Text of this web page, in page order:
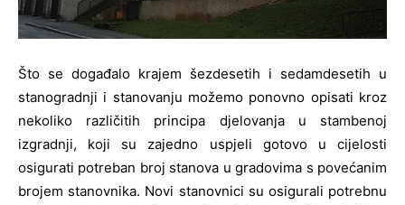
Što se događalo krajem šezdesetih i sedamdesetih u
stanogradnji i stanovanju možemo ponovno opisati kroz
nekoliko različitih principa djelovanja u stambenoj
izgradnji, koji su zajedno uspjeli gotovo u cijelosti
osigurati potreban broj stanova u gradovima s povećanim
brojem stanovnika. Novi stanovnici su osigurali potrebnu